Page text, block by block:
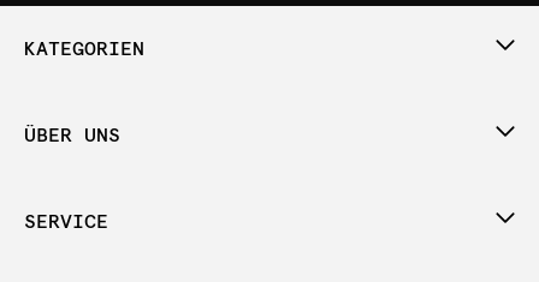
KATEGORIEN
ÜBER UNS
SERVICE